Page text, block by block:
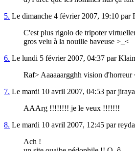
5. Le dimanche 4 février 2007, 19:10 par
C'est plus rigolo de tripoter
gros velu à la nouille baveuse >_<
6. Le lundi 5 février 2007, 04:37 par
Raf> Aaaaaargghh vision
7. Le mardi 10 avril 2007, 04:53 par
AAArg !!!!!!!! je le veux !!!!!!!
8. Le mardi 10 avril 2007, 12:45 par reyda
Ach !